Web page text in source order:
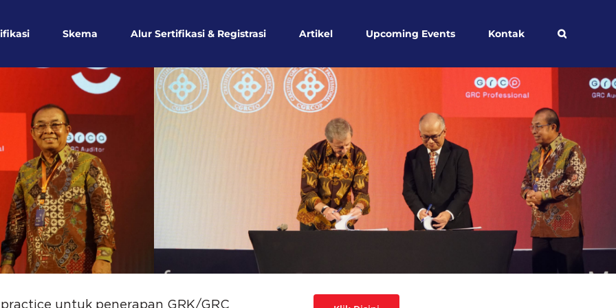
Skema Alur Sertifikasi & Registrasi Artikel Upcoming Events Kontak
untuk penerapan GRK/GRC